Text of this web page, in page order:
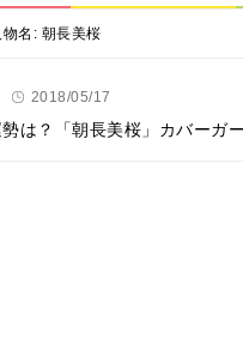
物名: 朝長美桜
2018/05/17
は？「朝長美桜」カバーガ